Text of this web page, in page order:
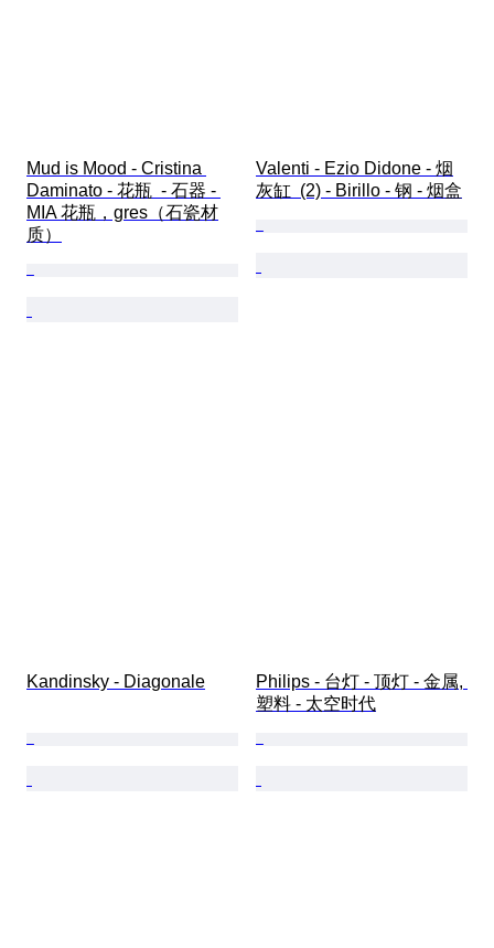
Mud is Mood - Cristina
Daminato - 花瓶  - 石器 -
MIA 花瓶，gres（石瓷材
质）
Valenti - Ezio Didone - 烟
灰缸  (2) - Birillo - 钢 - 烟盒
Kandinsky - Diagonale
Philips - 台灯 - 顶灯 - 金属,
塑料 - 太空时代